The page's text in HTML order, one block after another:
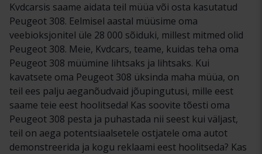
Kvdcarsis saame aidata teil müüa või osta kasutatud
Peugeot 308. Eelmisel aastal müüsime oma
veebioksjonitel üle 28 000 sõiduki, millest mitmed olid
Peugeot 308. Meie, Kvdcars, teame, kuidas teha oma
Peugeot 308 müümine lihtsaks ja lihtsaks. Kui
kavatsete oma Peugeot 308 üksinda maha müüa, on
teil ees palju aeganõudvaid jõupingutusi, mille eest
saame teie eest hoolitseda! Kas soovite tõesti oma
Peugeot 308 pesta ja puhastada nii seest kui väljast,
teil on aega potentsiaalsetele ostjatele oma autot
demonstreerida ja kogu reklaami eest hoolitseda? Kas